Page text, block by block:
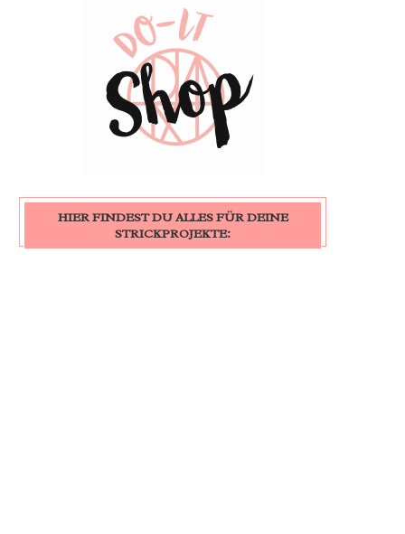
HIER FINDEST DU ALLES FÜR DEINE
STRICKPROJEKTE: